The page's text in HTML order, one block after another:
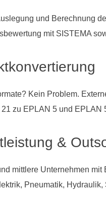
und Berechnung
mit SISTEMA
Kein Problem.
zu EPLAN 5 und
&
mittlere Unternehmen
Pneumatik,